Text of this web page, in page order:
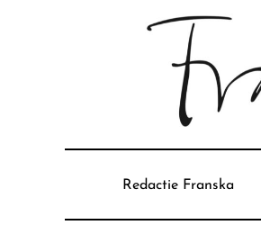
Redactie Franska